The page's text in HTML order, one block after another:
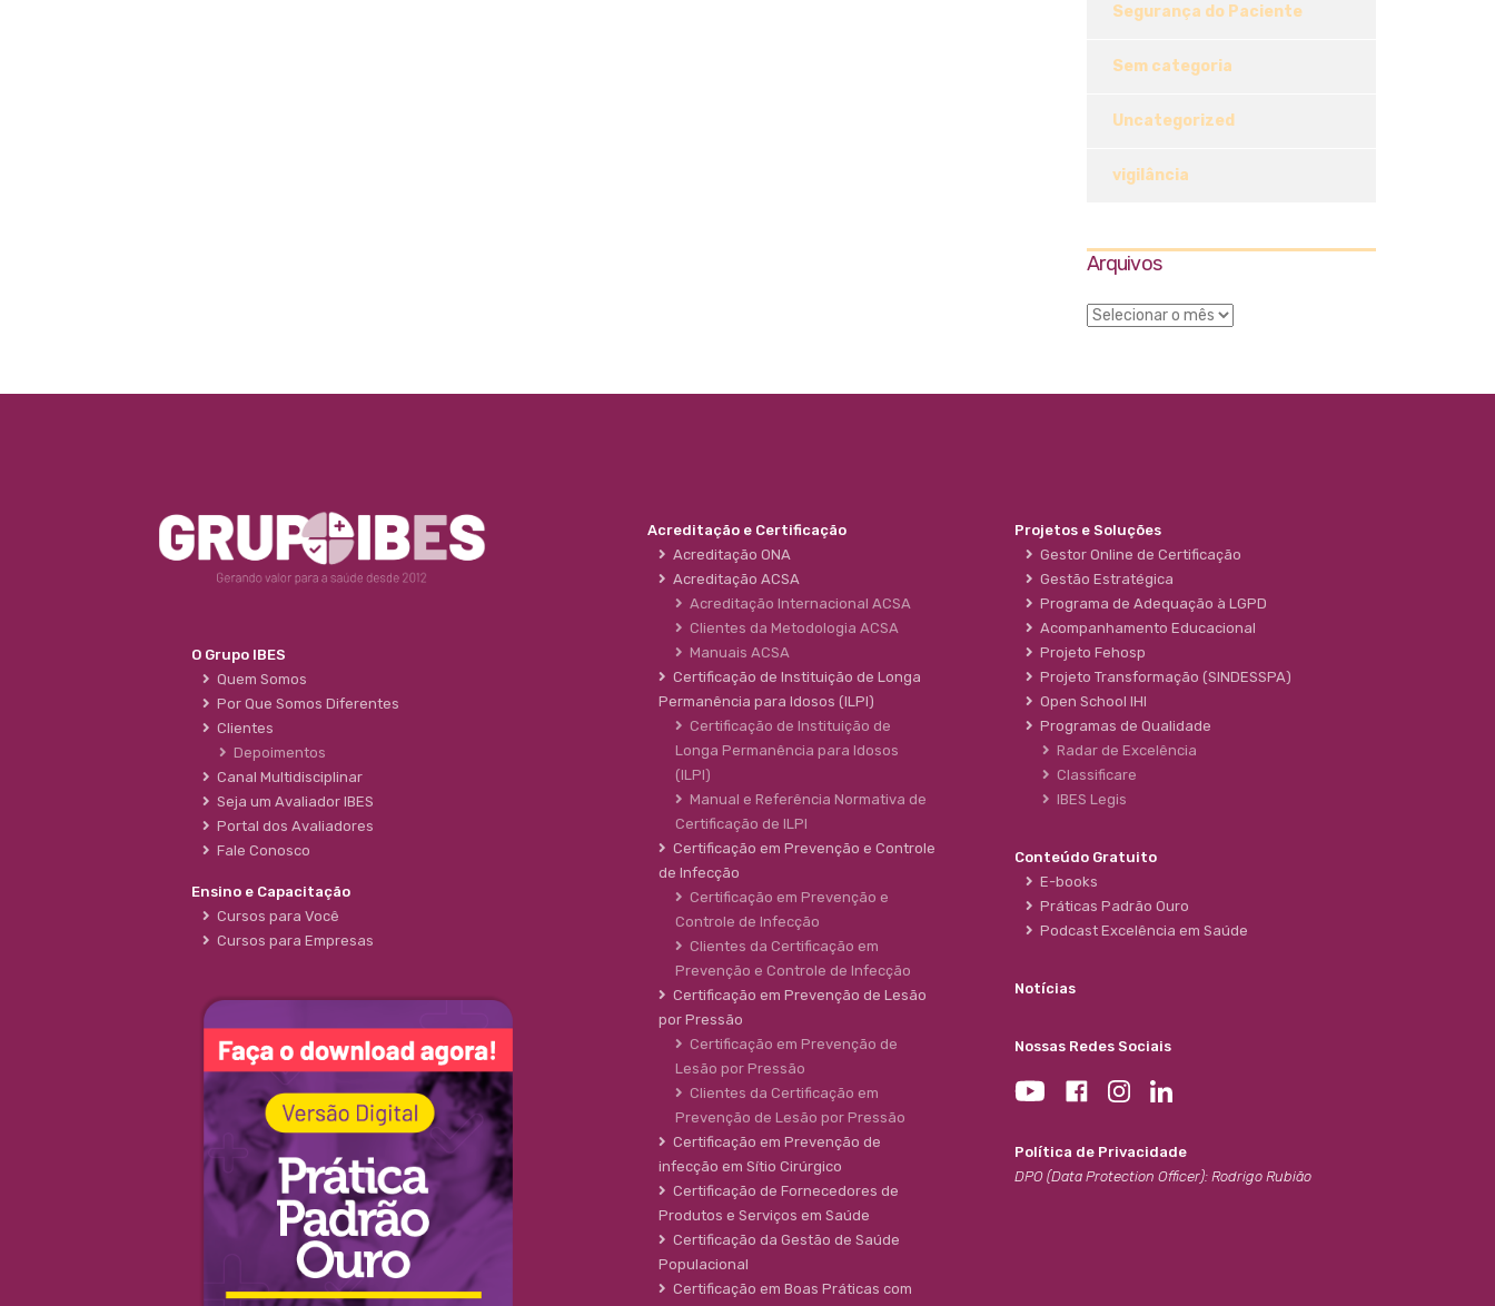
Segurança do Paciente
Sem categoria
Uncategorized
vigilância
Arquivos
O Grupo IBES
Quem Somos
Por Que Somos Diferentes
Clientes
Depoimentos
Canal Multidisciplinar
Seja um Avaliador IBES
Portal dos Avaliadores
Fale Conosco
Ensino e Capacitação
Cursos para Você
Cursos para Empresas
Acreditação e Certificação
Acreditação ONA
Acreditação ACSA
Acreditação Internacional ACSA
Clientes da Metodologia ACSA
Manuais ACSA
Certificação de Instituição de Longa
Permanência para Idosos (ILPI)
Certificação de Instituição de
Longa Permanência para Idosos
(ILPI)
Manual e Referência Normativa de
Certificação de ILPI
Certificação em Prevenção e Controle
de Infecção
Certificação em Prevenção e
Controle de Infecção
Clientes da Certificação em
Prevenção e Controle de Infecção
Certificação em Prevenção de Lesão
por Pressão
Certificação em Prevenção de
Lesão por Pressão
Clientes da Certificação em
Prevenção de Lesão por Pressão
Certificação em Prevenção de
infecção em Sítio Cirúrgico
Certificação de Fornecedores de
Produtos e Serviços em Saúde
Certificação da Gestão de Saúde
Populacional
Certificação em Boas Práticas com
Projetos e Soluções
Gestor Online de Certificação
Gestão Estratégica
Programa de Adequação à LGPD
Acompanhamento Educacional
Projeto Fehosp
Projeto Transformação (SINDESSPA)
Open School IHI
Programas de Qualidade
Radar de Excelência
Classificare
IBES Legis
Conteúdo Gratuito
E-books
Práticas Padrão Ouro
Podcast Excelência em Saúde
Notícias
Nossas Redes Sociais
Política de Privacidade
DPO (Data Protection Officer): Rodrigo Rubião